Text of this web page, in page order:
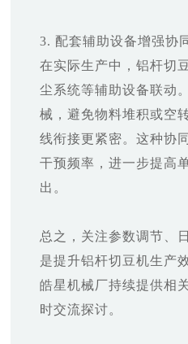
3. 配套辅助设备增强协
在实际生产中，铝杆切
尘系统等辅助设备联动
械，避免物料堆积或空
线衔接更紧密。这种协
干预频率，进一步提高
出。
总之，关注参数调节、
是提升铝杆切豆机生产
皓星机械厂持续提供相
时交流探讨。